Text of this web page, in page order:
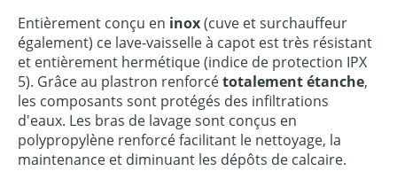
Entièrement conçu en inox(cuve et surchauffeur
également) ce lave-vaisselle à capot est très résistant
et entièrement hermétique (indice de protection IPX
5). Grâce au plastron renforcétotalement étanche,
les composants sont protégés des infiltrations
d'eaux. Les bras de lavage sont conçus en
polypropylène renforcé facilitant le nettoyage, la
maintenance et diminuant les dépôts de calcaire.